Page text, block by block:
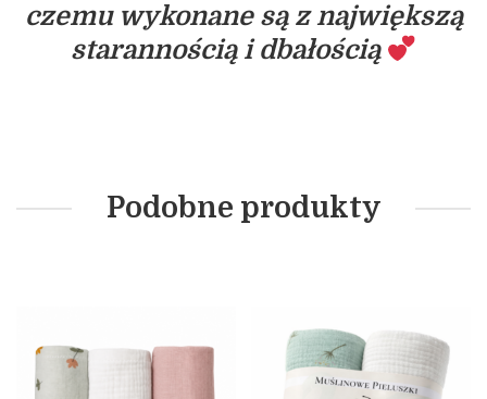
czemu wykonane są z największą
starannością i dbałością
Podobne produkty